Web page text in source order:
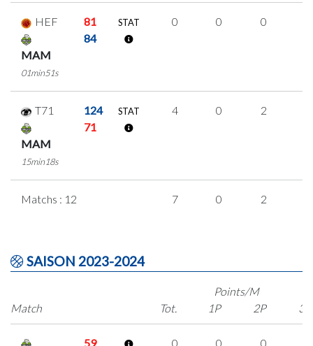
HEF 81
MAM
84
01min51s
STAT 0 0 0
T71 124
MAM
71
15min18s
STAT 4 0 2
Matchs : 12 7 0 2
SAISON 2023-2024
Match
Points/M
Tot.
1P 2P 3P
59 0 0 0